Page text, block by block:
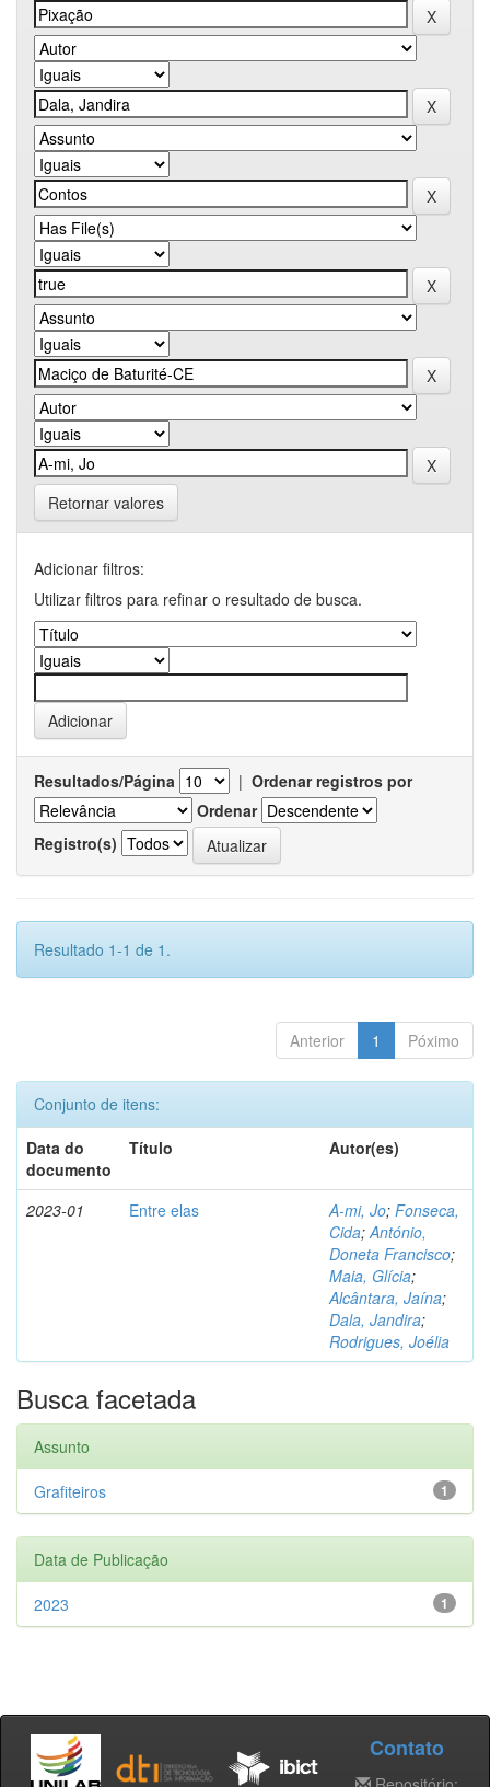
Retornar valores
Adicionar filtros:
Utilizar filtros para refinar o resultado de busca.
Resultados/Página | Ordenar registros por
Ordenar
Registro(s)
Resultado 1-1 de 1.
Anterior 1 Póximo
Conjunto de itens:
Data do
documento
Título Autor(es)
2023-01 Entre elas A-mi, Jo; Fonseca,
Cida;António,
Doneta Francisco;
Maia, Glícia;
Alcântara, Jaína;
Dala, Jandira;
Rodrigues, Joélia
Busca facetada
Assunto
1
Grafiteiros
Data de Publicação
1
2023
Contato